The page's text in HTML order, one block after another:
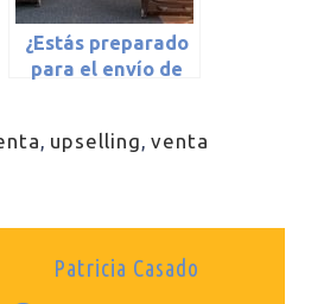
¿Estás preparado
para el envío de
hotelera al INE?
, upselling,venta
Patricia Casado